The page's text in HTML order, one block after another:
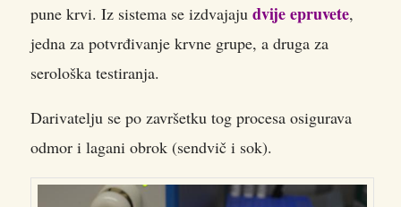
pune krvi. Iz sistema se izdvajaju dvije epruvete,
jedna za potvrđivanje krvne grupe, a druga za
serološka testiranja.
Darivatelju se po završetku tog procesa osigurava
odmor i lagani obrok (sendvič i sok).